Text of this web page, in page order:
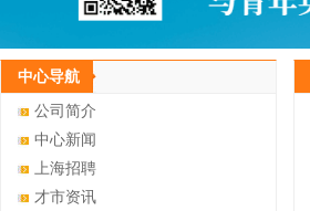
中心导航
公司简介
中心新闻
上海招聘
才市资讯